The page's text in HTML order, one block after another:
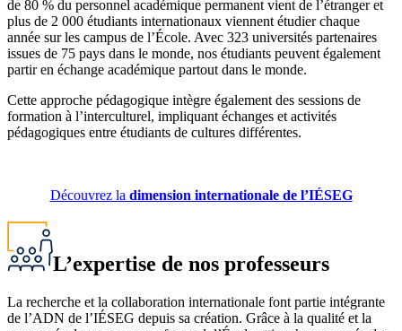
de 80 % du personnel académique permanent vient de l’étranger et
plus de 2 000 étudiants internationaux viennent étudier chaque
année sur les campus de l’École. Avec 323 universités partenaires
issues de 75 pays dans le monde, nos étudiants peuvent également
partir en échange académique partout dans le monde.
Cette approche pédagogique intègre également des sessions de
formation à l’interculturel, impliquant échanges et activités
pédagogiques entre étudiants de cultures différentes.
Découvrez la dimension internationale de l’IÉSEG
L’expertise de nos professeurs
La recherche et la collaboration internationale font partie intégrante
de l’ADN de l’IÉSEG depuis sa création. Grâce à la qualité et la